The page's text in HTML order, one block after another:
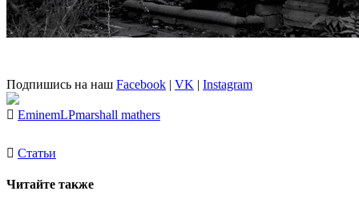
Подпишись на наш Facebook | VK | Instagram
EminemLPmarshall mathers
Статьи
Читайте также